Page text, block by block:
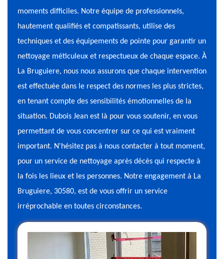
moments difficiles. Notre équipe de professionnels,
hautement qualifiés et compatissants, utilise des
techniques et des équipements de pointe pour garantir un
nettoyage méticuleux et respectueux de chaque espace. À
La Bruguiere, nous nous assurons que chaque intervention
est effectuée dans le respect des normes les plus strictes,
en tenant compte des sensibilités émotionnelles de la
situation. Dubois Jean est là pour vous soutenir, en vous
permettant de vous concentrer sur ce qui est vraiment
important. N'hésitez pas à nous contacter à tout moment,
pour un service de nettoyage après décès qui respecte à
la fois les lieux et les personnes. Notre engagement à La
Bruguiere, 30580, est de vous offrir un service
irréprochable en toutes circonstances.